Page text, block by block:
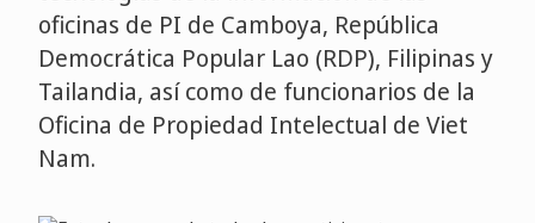
oficinas de PI de Camboya, República
Democrática Popular Lao (RDP), Filipinas y
Tailandia, así como de funcionarios de la
Oficina de Propiedad Intelectual de Viet
Nam.